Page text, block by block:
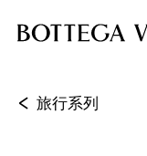
< 旅行系列